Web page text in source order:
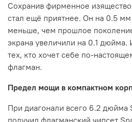
Сохранив фирменное
стал ещё приятнее. Он на 0.5
меньше, чем прошлое
экрана увеличили на 0.1 дюйма.
тех, кто хочет себе по-
флагман.
Предел мощи в компактном
При диагонали всего 6.2 дюйма